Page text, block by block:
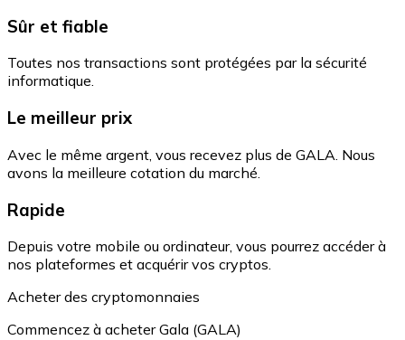
Sûr et fiable
Toutes nos transactions sont protégées par la sécurité
informatique.
Le meilleur prix
Avec le même argent, vous recevez plus de GALA. Nous
avons la meilleure cotation du marché.
Rapide
Depuis votre mobile ou ordinateur, vous pourrez accéder à
nos plateformes et acquérir vos cryptos.
Acheter des cryptomonnaies
Commencez à acheter Gala (GALA)